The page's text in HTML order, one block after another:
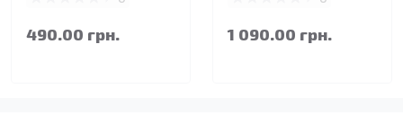
490.00 грн. 1 090.00 грн.